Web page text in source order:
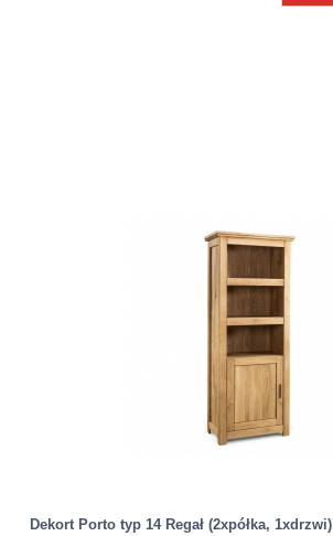
Dekort Porto typ 14 Regał (2xpółka, 1xdrzwi)